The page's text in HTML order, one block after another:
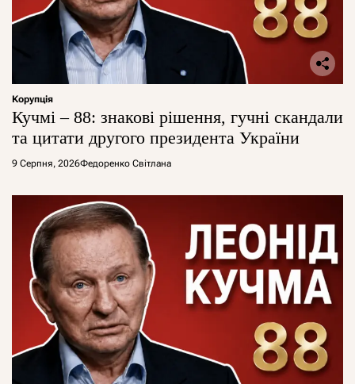
Корупція
Кучмі – 88: знакові рішення, гучні скандали
та цитати другого президента України
9 Серпня, 2026Федоренко Світлана